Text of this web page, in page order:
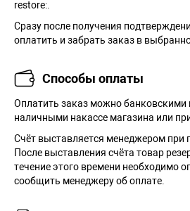
restore:.
Сразу после получения
оплатить и забрать заказ в
Способы оплаты
Оплатить заказ можно банковскими
наличными накассе магазина или
Cчёт выставляется менеджером при
После выставления счёта товар
течение этого времени необходимо
сообщить менеджеру об оплате.